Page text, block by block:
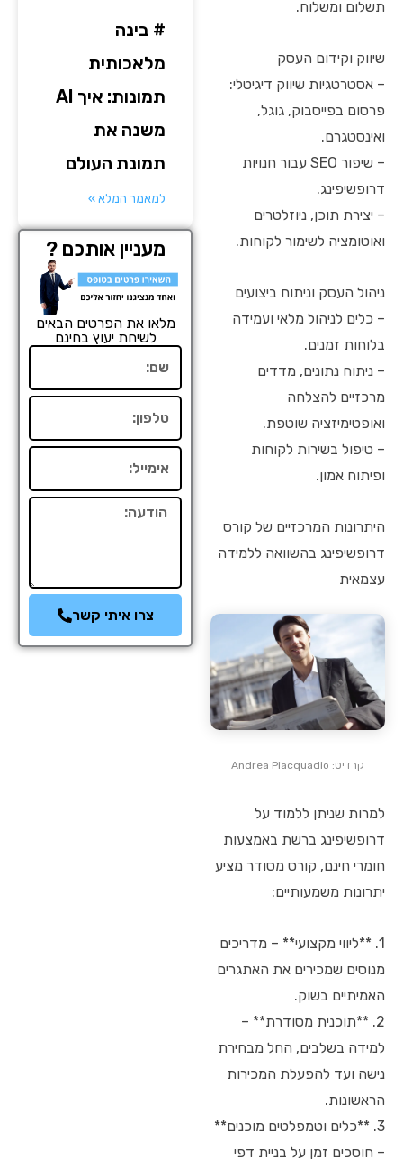
תשלום ומשלוח.
שיווק וקידום העסק
– אסטרטגיות שיווק דיגיטלי:
פרסום בפייסבוק, גוגל,
ואינסטגרם.
– שיפור SEO עבור חנויות
דרופשיפינג.
– יצירת תוכן, ניוזלטרים
ואוטומציה לשימור לקוחות.
ניהול העסק וניתוח ביצועים
– כלים לניהול מלאי ועמידה
בלוחות זמנים.
– ניתוח נתונים, מדדים
מרכזיים להצלחה
ואופטימיזציה שוטפת.
– טיפול בשירות לקוחות
ופיתוח אמון.
היתרונות המרכזיים של קורס
דרופשיפינג בהשוואה ללמידה
עצמאית
קרדיט: Andrea Piacquadio
למרות שניתן ללמוד על
דרופשיפינג ברשת באמצעות
חומרי חינם, קורס מסודר מציע
יתרונות משמעותיים:
1. **ליווי מקצועי** – מדריכים
מנוסים שמכירים את האתגרים
האמיתיים בשוק.
2. **תוכנית מסודרת** –
למידה בשלבים, החל מבחירת
נישה ועד להפעלת המכירות
הראשונות.
3. **כלים וטמפלטים מוכנים**
– חוסכים זמן על בניית דפי
# בינה
מלאכותית
תמונות: איך AI
משנה את
תמונת העולם
למאמר המלא »
מעניין אותכם ?
מלאו את הפרטים הבאים
לשיחת יעוץ בחינם
הודעה
צרו איתי קשר